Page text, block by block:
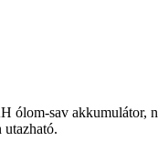
ólom-sav akkumulátor,
utazható.